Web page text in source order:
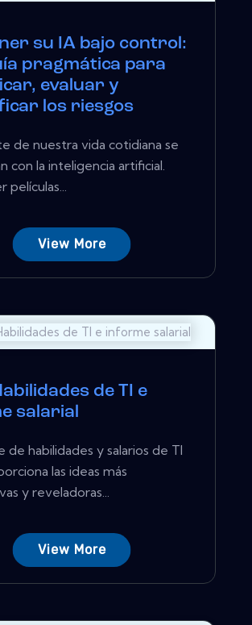
su IA bajo control:
pragmática para
evaluar y
los riesgos
de nuestra vida cotidiana se
con la inteligencia artificial.
View More
de TI e
salarial
de habilidades y salarios de TI
las ideas más
y reveladoras...
View More